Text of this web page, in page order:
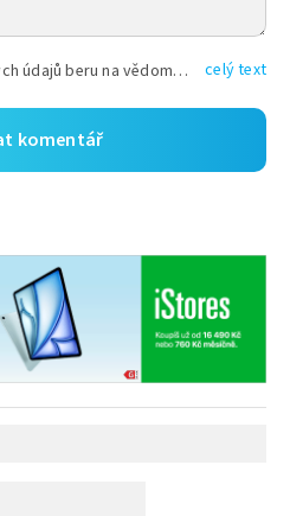
Vyplněním shora uvedených údajů beru na vědomí, že společnost TEXT FACTORY s.r.o., sídlem Brno, Durďákova 336/29, Černá Pole, PSČ: 613 00, IČ: 06157831, zapsané u Krajského soudu v Brně, oddíl C, vložka 100399, bude zpracovávat mé osobní údaje uvedené v rámci mnou vyplněného registračního formuláře na základě oprávněných zájmů TEXT FACTORY s.r.o. dle čl. 6 odst. 1 písm. f) GDPR a pro splnění právních povinností (čl. 6 odst. 1 písm. c) GDPR), a to pro tyto účely: nezbytnost zajistit oprávnění návštěvníka webových stránek provozovaných společností TEXT FACTORY s.r.o. přispívat aktivně ke zveřejněným článkům nebo v rámci diskusních fór a výkon práv TEXT FACTORY s.r.o. jako administrátora těchto diskusních fór. Více informací o zpracování osobních údajů a právech lze nalézt v celý text